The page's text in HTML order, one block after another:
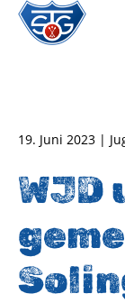
19. Juni 2023 |
WJD